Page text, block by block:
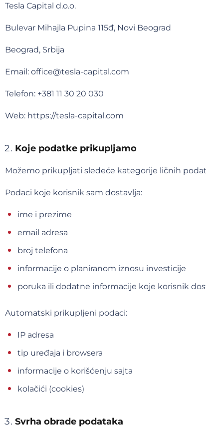
Tesla Capital d.o.o.
Bulevar Mihajla Pupina 115đ, Novi Beograd
Beograd, Srbija
Email: office@tesla-capital.com
Telefon: +381 11 30 20 030
Web: https://tesla-capital.com
Koje podatke prikupljamo
Možemo prikupljati sledeće kategorije ličnih
Podaci koje korisnik sam dostavlja:
ime i prezime
email adresa
broj telefona
informacije o planiranom iznosu investicije
poruka ili dodatne informacije koje korisnik
Automatski prikupljeni podaci:
IP adresa
tip uređaja i browsera
informacije o korišćenju sajta
kolačići (cookies)
Svrha obrade podataka